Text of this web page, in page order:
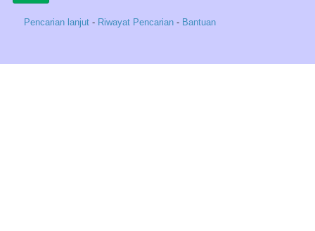
Pencarian lanjut - Riwayat Pencarian - Bantuan